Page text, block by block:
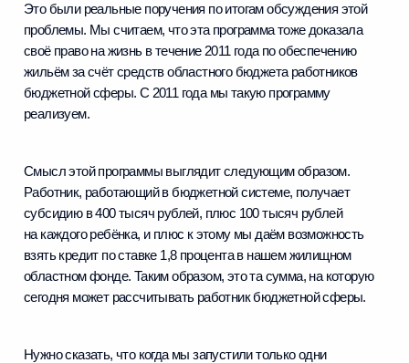
Это были реальные поручения по итогам обсуждения этой
проблемы. Мы считаем, что эта программа тоже доказала
своё право на жизнь в течение 2011 года по обеспечению
жильём за счёт средств областного бюджета работников
бюджетной сферы. С 2011 года мы такую программу
реализуем.
Смысл этой программы выглядит следующим образом.
Работник, работающий в бюджетной системе, получает
субсидию в 400 тысяч рублей, плюс 100 тысяч рублей
на каждого ребёнка, и плюс к этому мы даём возможность
взять кредит по ставке 1,8 процента в нашем жилищном
областном фонде. Таким образом, это та сумма, на которую
сегодня может рассчитывать работник бюджетной сферы.
Нужно сказать, что когда мы запустили только одни